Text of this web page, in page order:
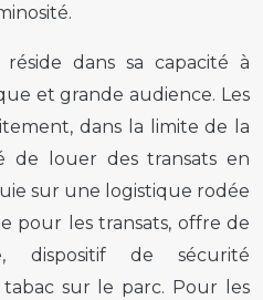
dans sa capacité à
et grande audience. Les
dans la limite de la
de louer des transats en
sur une logistique rodée
pour les transats, offre de
dispositif de sécurité
sur le parc. Pour les